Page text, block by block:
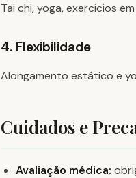
Tai chi, yoga, exercícios
4. Flexibilidade
Alongamento estático e
Cuidados e
Avaliação médica: